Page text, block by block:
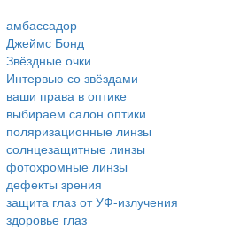
амбассадор
Джеймс Бонд
Звёздные очки
Интервью со звёздами
ваши права в оптике
выбираем салон оптики
поляризационные линзы
солнцезащитные линзы
фотохромные линзы
дефекты зрения
защита глаз от УФ-излучения
здоровье глаз